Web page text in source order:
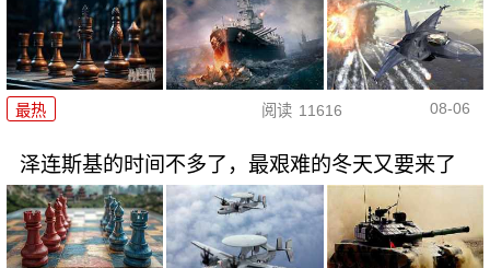
最热 阅读 11616 08-06
泽连斯基的时间不多了，最艰难的冬天又要来了